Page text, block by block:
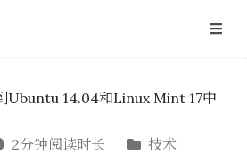
Ubuntu 14.04和Linux Mint 17中
2分钟阅读时长
技术